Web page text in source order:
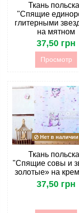
Ткань
"Спящие
глитерными
на мятном
37,50 грн
Просмотр
Нет в наличии
Ткань
"Спящие совы и
золотые» на
37,50 грн